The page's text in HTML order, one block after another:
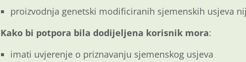
proizvodnja genetski modificiranih sjemenskih usjeva
Kako bi potpora bila dodijeljena korisnik mora:
imati uvjerenje o priznavanju sjemenskog usjeva